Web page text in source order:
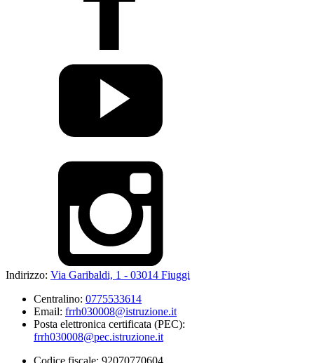
Indirizzo: Via Garibaldi, 1 - 03014 Fiuggi
Centralino: 0775533614
Email: frrh030008@istruzione.it
Posta elettronica certificata (PEC):
frrh030008@pec.istruzione.it